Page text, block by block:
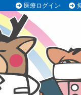
医療ログイン